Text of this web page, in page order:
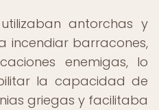
antorchas y
incendiar barracones,
enemigas, lo
la capacidad de
griegas y facilitaba